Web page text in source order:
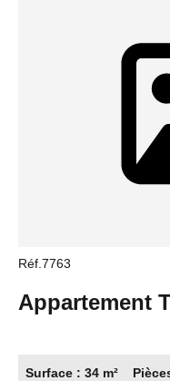
Réf.7763
Appartement
Surface : 34 m²